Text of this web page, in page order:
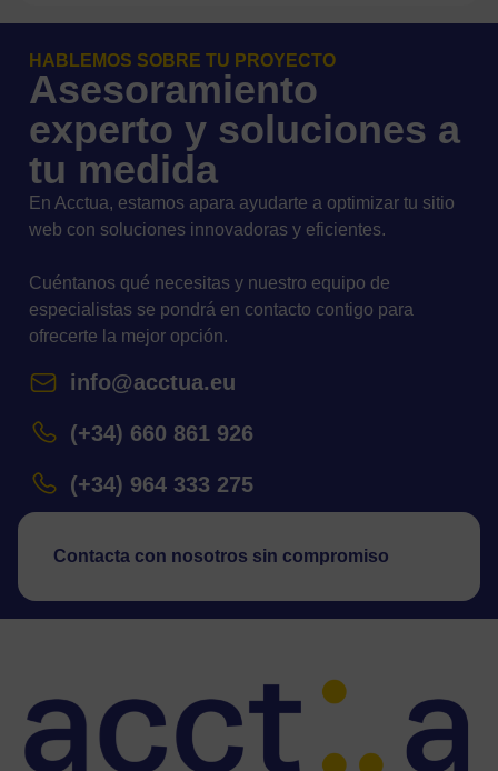
HABLEMOS SOBRE TU PROYECTO
Asesoramiento
experto y soluciones a
tu medida
En Acctua, estamos apara ayudarte a optimizar tu sitio
web con soluciones innovadoras y eficientes.
Cuéntanos qué necesitas y nuestro equipo de
especialistas se pondrá en contacto contigo para
ofrecerte la mejor opción.
info@acctua.eu
(+34) 660 861 926
(+34) 964 333 275
Contacta con nosotros sin compromiso